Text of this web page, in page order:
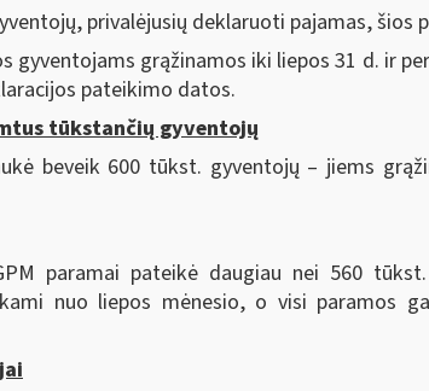
privalėjusių deklaruoti pajamas, šios
gyventojams grąžinamos iki liepos 31 d. ir
pateikimo datos.
tūkstančių gyventojų
beveik 600 tūkst. gyventojų – jiems
paramai pateikė daugiau nei 560
nuo liepos mėnesio, o visi paramos